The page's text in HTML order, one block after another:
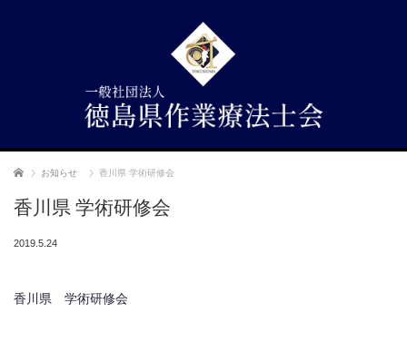
ホーム お知らせ 香川県 学術研修会
香川県 学術研修会
2019.5.24
香川県 学術研修会